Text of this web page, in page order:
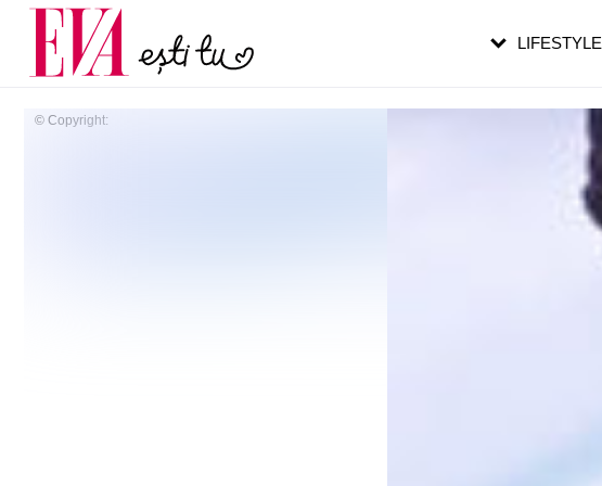
© Copyright:
LIFESTYLE
Carieră
Actualitate